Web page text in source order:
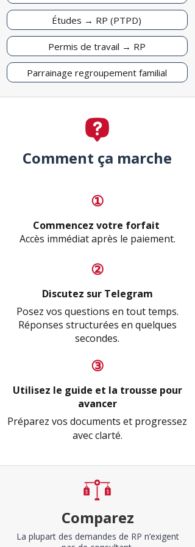
Études → RP (PTPD)
Permis de travail → RP
Parrainage regroupement familial
Comment ça marche
①
Commencez votre forfait
Accès immédiat après le paiement.
②
Discutez sur Telegram
Posez vos questions en tout temps.
Réponses structurées en quelques
secondes.
​③
Utilisez le guide et la trousse pour
avancer
Préparez vos documents et progressez
avec clarté.
Comparez
La plupart des demandes de RP n’exigent